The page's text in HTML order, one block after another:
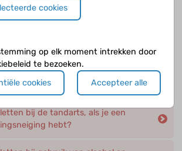
letten als je een piercing of tatoeage
hebt?
letten als je op vakantie gaat, als je
hebt?
bij de tandarts, als je een
hebt?
cookies
op elk moment intrekken door
te bezoeken.
cookies
Accepteer alle